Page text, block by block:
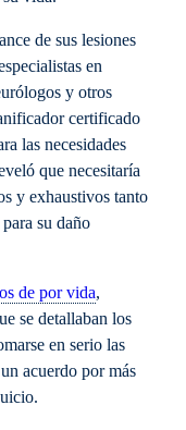
de sus lesiones
en
y otros
certificado
las necesidades
que necesitaría
y exhaustivos tanto
su daño
de por vida,
se detallaban los
en serio las
acuerdo por más